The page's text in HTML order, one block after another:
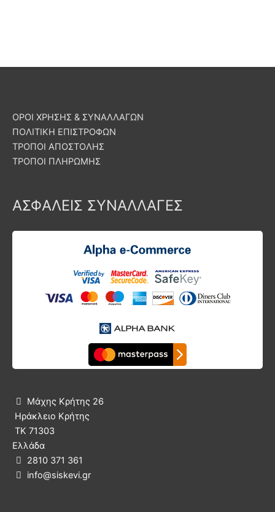
ΟΡΟΙ ΧΡΗΣΗΣ & ΣΥΝΑΛΛΑΓΩΝ
ΠΟΛΙΤΙΚΗ ΕΠΙΣΤΡΟΦΩΝ
ΤΡΟΠΟΙ ΑΠΟΣΤΟΛΗΣ
ΤΡΟΠΟΙ ΠΛΗΡΩΜΗΣ
ΑΣΦΑΛΕΙΣ ΣΥΝΑΛΛΑΓΕΣ

Μάχης Κρήτης 26
Ηράκλειο Κρήτης
ΤΚ 71303
Ελλάδα
 2810 371 361
 info@siskevi.gr